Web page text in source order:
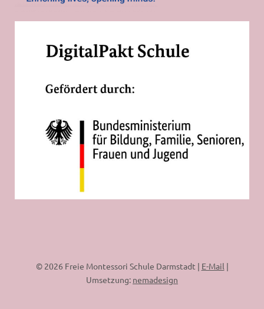
© 2026 Freie Montessori Schule Darmstadt | E-Mail |
Umsetzung: nemadesign